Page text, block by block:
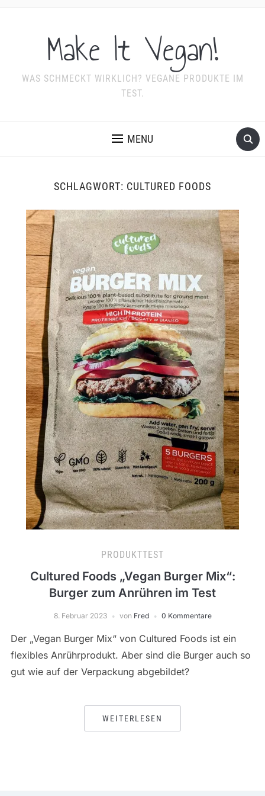
Make It Vegan!
WAS SCHMECKT WIRKLICH? VEGANE PRODUKTE IM
TEST.
MENU
SCHLAGWORT: CULTURED FOODS
PRODUKTTEST
Cultured Foods „Vegan Burger Mix“:
Burger zum Anrühren im Test
8. Februar 2023 von Fred 0 Kommentare
Der „Vegan Burger Mix“ von Cultured Foods ist ein
flexibles Anrührprodukt. Aber sind die Burger auch so
gut wie auf der Verpackung abgebildet?
WEITERLESEN